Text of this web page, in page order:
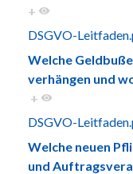
+
DSGVO-
Welche
verhängen und
+
DSGVO-
Welche neuen
und